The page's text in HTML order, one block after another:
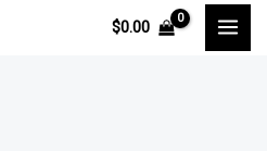
$0.00